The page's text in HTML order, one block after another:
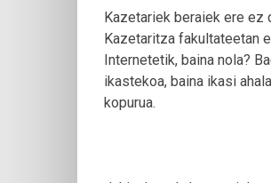
Kazetariek beraiek ere ez
Kazetaritza fakultateetan
Internetetik, baina nola?
ikastekoa, baina ikasi
kopurua.